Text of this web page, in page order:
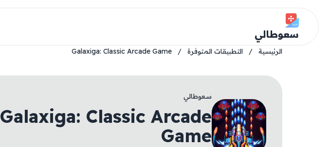
سعوطالي
الرئيسية / التطبيقات المتوفرة /
Galaxiga: Classic Arcade Game
سعوطالي
Galaxiga: Classic Arcade
Game